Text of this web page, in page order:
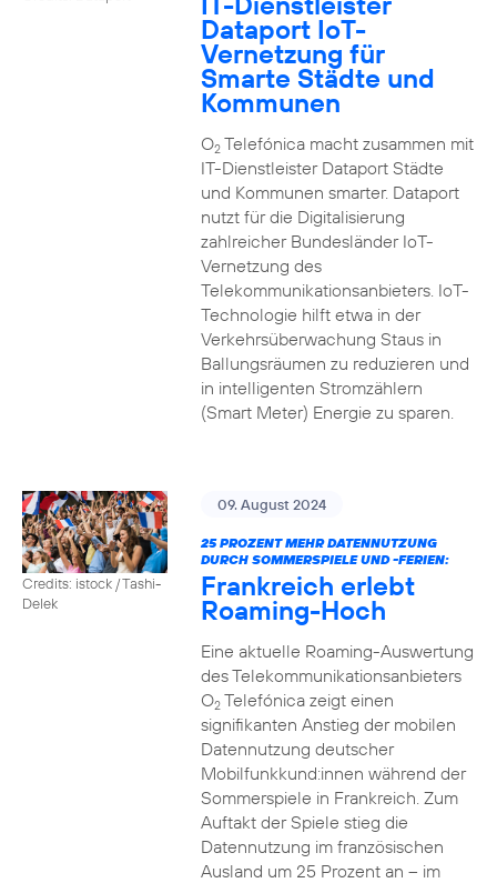
Dataport IoT-
Vernetzung für
Smarte Städte und
Kommunen
O2Telefónica macht zusammen mit
IT-Dienstleister Dataport Städte
und Kommunen smarter. Dataport
nutzt für die Digitalisierung
zahlreicher Bundesländer IoT-
Vernetzung des
Telekommunikationsanbieters. IoT-
Technologie hilft etwa in der
Verkehrsüberwachung Staus in
Ballungsräumen zu reduzieren und
in intelligenten Stromzählern
(Smart Meter) Energie zu sparen.
Credits: istock / Tashi-
Delek
09. August 2024
25 PROZENT MEHR DATENNUTZUNG
DURCH SOMMERSPIELE UND -FERIEN:
Frankreich erlebt
Roaming-Hoch
Eine aktuelle Roaming-Auswertung
des Telekommunikationsanbieters
O2Telefónica zeigt einen
signifikanten Anstieg der mobilen
Datennutzung deutscher
Mobilfunkkund:innen während der
Sommerspiele in Frankreich. Zum
Auftakt der Spiele stieg die
Datennutzung im französischen
Ausland um 25 Prozent an – im